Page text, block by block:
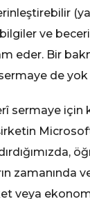
ve
eder. Bir
de
sermaye
veya